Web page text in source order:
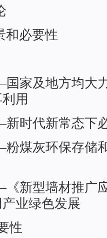
和必要性
家及地方均大
用
时代新常态下
煤灰环保存储
新型墙材推广
业绿色发展
性